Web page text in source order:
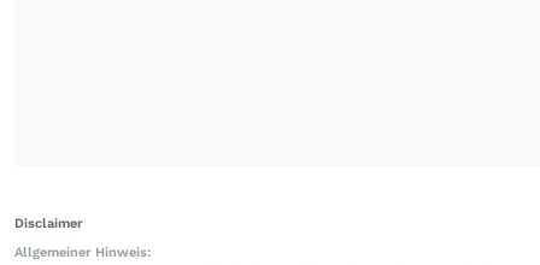
Disclaimer
Allgemeiner Hinweis: